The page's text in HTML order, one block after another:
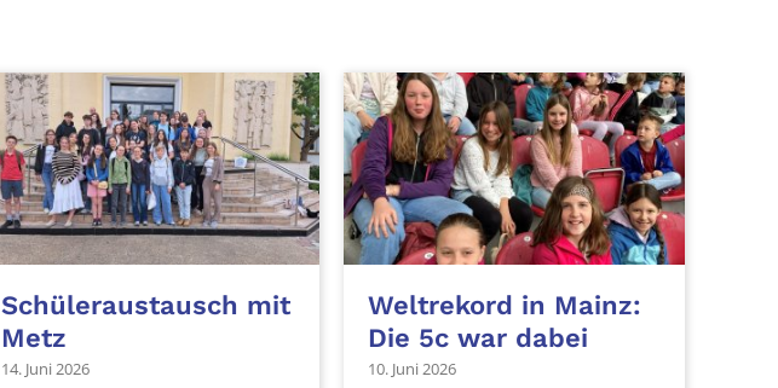
Schüleraustausch mit
Metz
14. Juni 2026
Weltrekord in Mainz:
Die 5c war dabei
10. Juni 2026